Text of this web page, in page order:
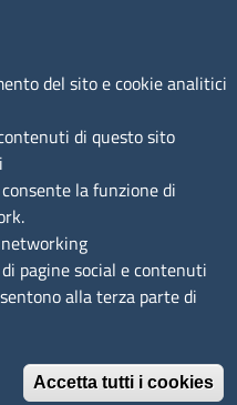
Accesso riservato
SNI Servizio Nuove Imprese
del sito e cookie analitici
di questo sito
la funzione di
pagine social e contenuti
alla terza parte di
Accetta tutti i cookies